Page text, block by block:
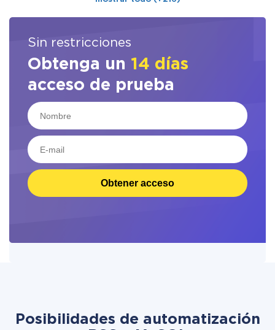
Sin restricciones
Obtenga un 14 días
acceso de prueba
Obtener acceso
Posibilidades de automatización